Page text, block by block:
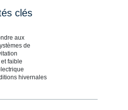
clés
aux
de
faible
hivernales